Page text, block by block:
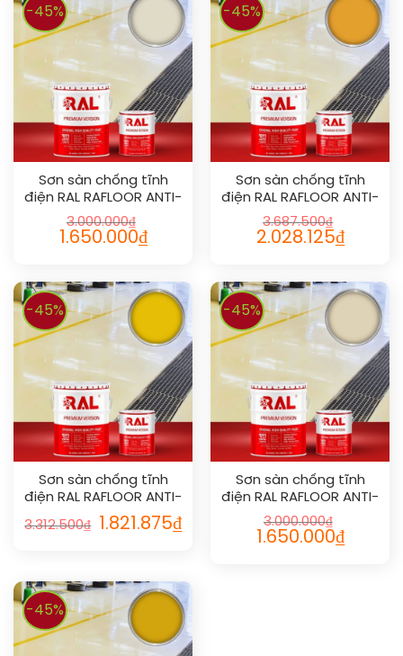
-45%
Sơn sàn chống tĩnh
điện RAL RAFLOOR ANTI-
STATIC 1013
3.000.000₫
1.650.000₫
-45%
Sơn sàn chống tĩnh
điện RAL RAFLOOR ANTI-
STATIC 1033
3.687.500₫
2.028.125₫
-45%
Sơn sàn chống tĩnh
điện RAL RAFLOOR ANTI-
STATIC 1023
3.312.500₫ 1.821.875₫
-45%
Sơn sàn chống tĩnh
điện RAL RAFLOOR ANTI-
STATIC 1015
3.000.000₫
1.650.000₫
-45%